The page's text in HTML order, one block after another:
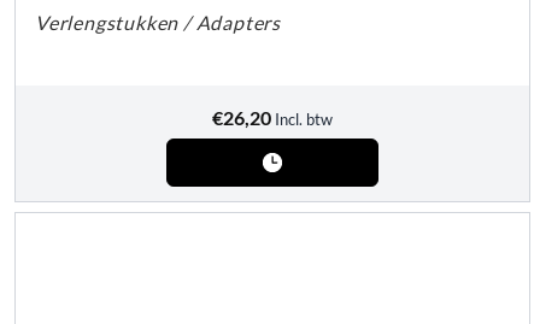
Verlengstukken / Adapters
€26,20 Incl. btw